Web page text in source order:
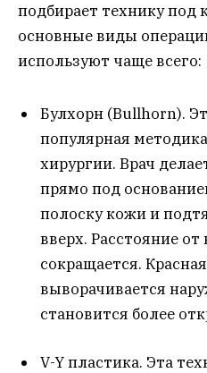
подбирает технику под
основные виды
используют чаще всего:
Булхорн (Bullhorn).
популярная
хирургии. Врач
прямо под
полоску кожи и
вверх. Расстояние от
сокращается.
выворачивается
становится более
V-Y пластика. Эта